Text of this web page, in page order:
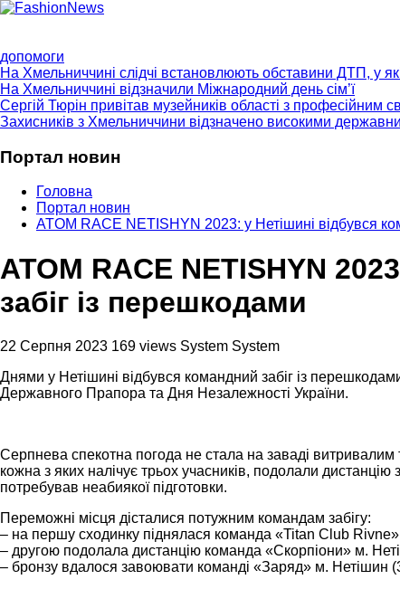
допомоги
На Хмельниччині слідчі встановлюють обставини ДТП, у
На Хмельниччині відзначили Міжнародний день сім’ї
Сергій Тюрін привітав музейників області з професійним
Захисників з Хмельниччини відзначено високими
Портал новин
Головна
Портал новин
ATOM RACE NETISHYN 2023: у Нетішині відбувся
ATOM RACE NETISHYN
забіг із перешкодами
22 Серпня 2023 169 views System System
Днями у Нетішині відбувся командний забіг із
Державного Прапора та Дня Незалежності України.
Серпнева спекотна погода не стала на заваді витривалим
кожна з яких налічує трьох учасників, подолали
потребував неабиякої підготовки.
Переможні місця дісталися потужним командам забігу:
– на першу сходинку піднялася команда «Titan Club
– другою подолала дистанцію команда «Скорпіони» м.
– бронзу вдалося завоювати команді «Заряд» м.